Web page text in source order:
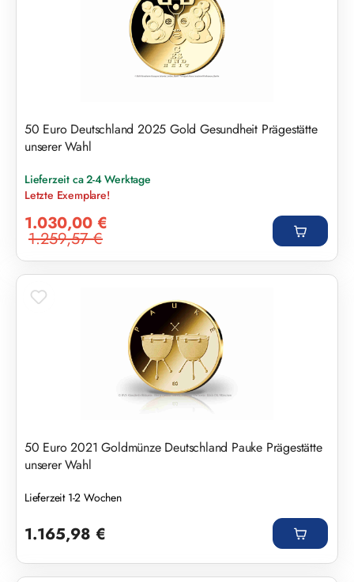
50 Euro Deutschland 2025 Gold Gesundheit Prägestätte
unserer Wahl
Lieferzeit ca 2-4 Werktage
Letzte Exemplare!
1.030,00 €
Regulärer Preis:
1.259,57 €
50 Euro 2021 Goldmünze Deutschland Pauke Prägestätte
unserer Wahl
Lieferzeit 1-2 Wochen
1.165,98 €